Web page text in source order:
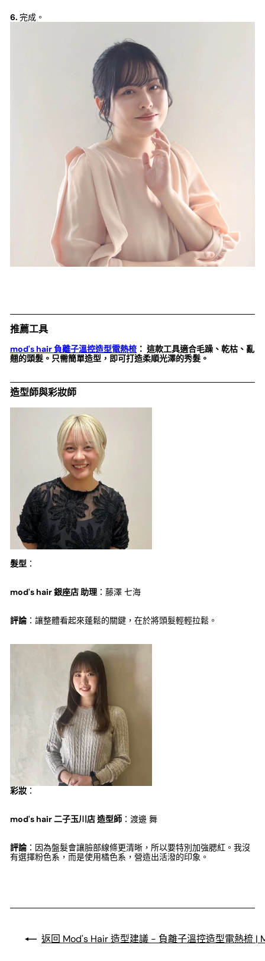
6. 完成。
推薦工具
mod's hair 負離子溫控造型電熱梳 ： 這款工具適合毛躁、乾枯、亂
翹的頭髮。只需簡單造型，即可打造柔順光澤的秀髮。
造型師與彩妝師
髮型 ：
mod's hair 銀座店 助理 ：藤澤 七海
評論 ：讓整體看起來蓬鬆的關鍵，在於將頭髮輕輕拉鬆。
彩妝 ：
mod's hair 二子玉川店 造型師 ：渡邊 舞
評論 ：因為盤髮會讓臉部線條更清晰，所以要特別加強腮紅。我沒
有選擇粉色系，而是使用橘色系，營造出活潑的印象。
返回 Mod's Hair 造型建議 - 負離子溫控造型電熱梳 |